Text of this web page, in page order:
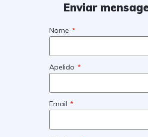
Enviar
Nome
Apelido
Email